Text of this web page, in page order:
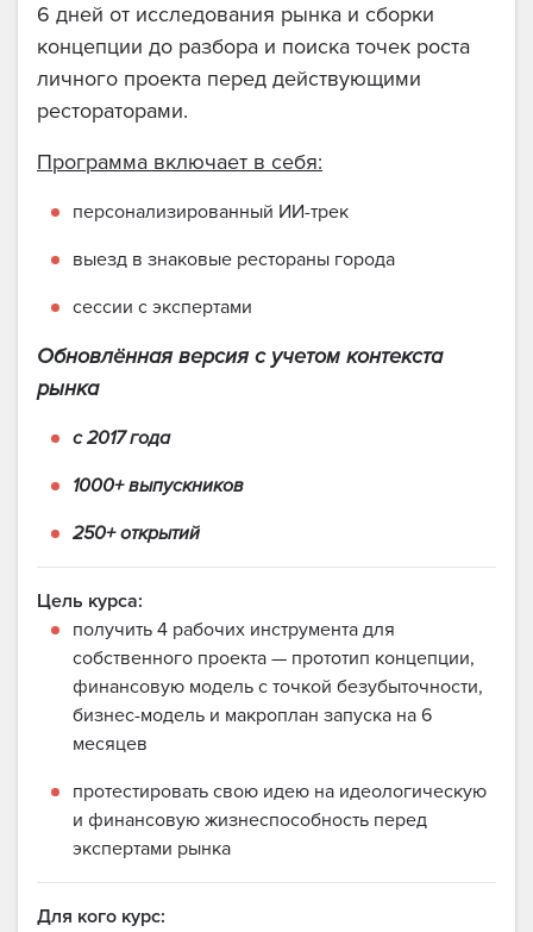
6 дней от исследования рынка и сборки
концепции до разбора и поиска точек роста
личного проекта перед действующими
рестораторами.
Программа включает в себя:
персонализированный ИИ-трек
выезд в знаковые рестораны города
сессии с экспертами
Обновлённая версия с учетом контекста
рынка
с 2017 года
1000+ выпускников
250+ открытий
Цель курса:
получить 4 рабочих инструмента для
собственного проекта — прототип концепции,
финансовую модель с точкой безубыточности,
бизнес-модель и макроплан запуска на 6
месяцев
протестировать свою идею на идеологическую
и финансовую жизнеспособность перед
экспертами рынка
Для кого курс: